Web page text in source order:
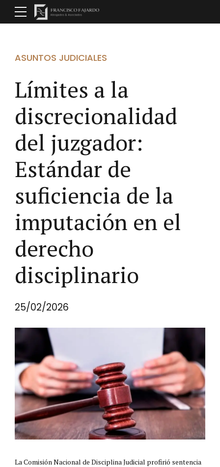
ASUNTOS JUDICIALES
Límites a la
discrecionalidad
del juzgador:
Estándar de
suficiencia de la
imputación en el
derecho
disciplinario
25/02/2026
La Comisión Nacional de Disciplina Judicial profirió sentencia